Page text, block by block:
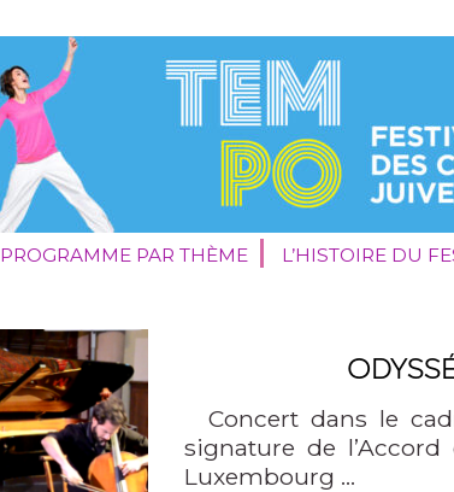
PROGRAMME PAR THÈME L’HISTOIRE DU
Concert dans le
signature de
Luxembourg …